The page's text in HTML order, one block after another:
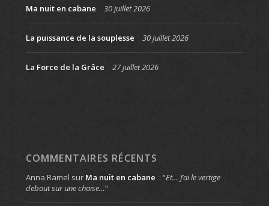
Ma nuit en cabane 30 juillet 2026
La puissance de la souplesse 30 juillet 2026
La Force de la Grâce 27 juillet 2026
COMMENTAIRES RÉCENTS
Anna Ramel sur Ma nuit en cabane : “Et… J’ai le vertige
debout sur une chaise…”